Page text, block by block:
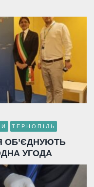
ТЕРНОПІЛЬ
ОБ’ЄДНУЮТЬ
УГОДА